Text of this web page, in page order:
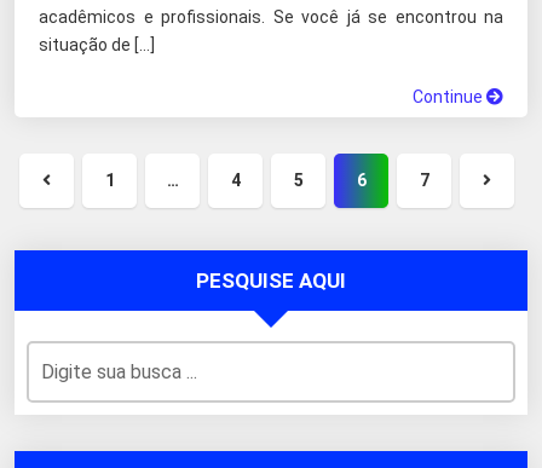
acadêmicos e profissionais. Se você já se encontrou na
situação de […]
Continue
1 … 4 5 6
7
PESQUISE AQUI